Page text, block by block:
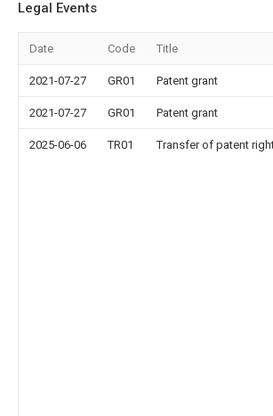
Legal Events
Date Code Title
2021-07-27 GR01 Patent grant
2021-07-27 GR01 Patent grant
2025-06-06 TR01 Transfer of patent